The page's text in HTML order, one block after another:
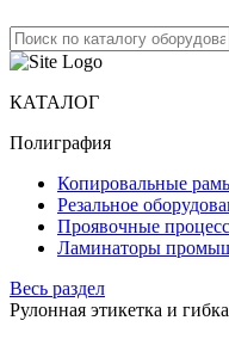
КАТАЛОГ
Полиграфия
Копировальные
Резальное
Проявочные
Ламинаторы
Весь раздел
Рулонная этикетка и